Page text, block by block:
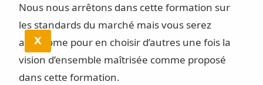
X
Nous nous arrêtons dans cette formation sur
les standards du marché mais vous serez
autonome pour en choisir d’autres une fois la
vision d’ensemble maîtrisée comme proposé
dans cette formation.